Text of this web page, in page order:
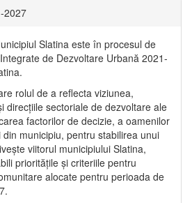
2027
Slatina este în procesul de
de Dezvoltare Urbană 2021‐
rolul de a reflecta viziunea,
direcțiile sectoriale de dezvoltare ale
factorilor de decizie, a oamenilor
municipiu, pentru stabilirea unui
viitorul municipiului Slatina,
prioritățile și criteriile pentru
alocate pentru perioada de